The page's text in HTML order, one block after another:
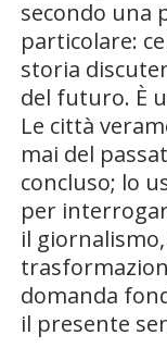
secondo una
particolare:
storia
del futuro. È
Le città
mai del
concluso; lo
per
il
domanda
il presente